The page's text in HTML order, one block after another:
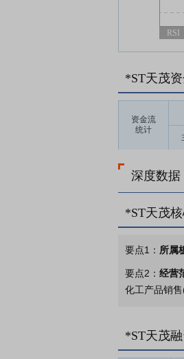
RSI
*ST天茂
资金流
统计
深度数据
*ST天茂
要点1： 所属
要点2： 经营
化工产品销
心业务。
要点4：保险
*ST天茂